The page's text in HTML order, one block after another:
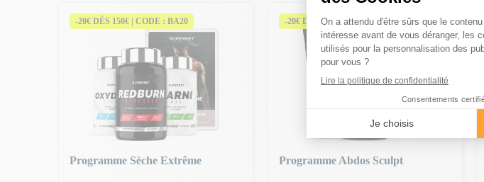
-20€ DÈS 150€ | CODE : BA20
Programme Sèche Extrême
-20€ DÈS 150€ | CODE : BA20
Programme Abdos Sculpt